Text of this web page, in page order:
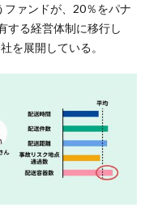
ァンドが、20％をパナ
する経営体制に移行し
を展開している。